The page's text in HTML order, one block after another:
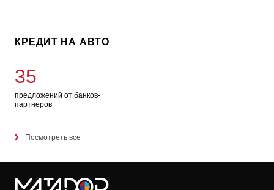
КРЕДИТ НА АВТО
35
предложений от банков-
партнеров
Посмотреть все